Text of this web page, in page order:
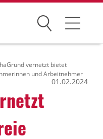
Suchen
vernetzt bietet
und Arbeitnehmer
01.02.2024